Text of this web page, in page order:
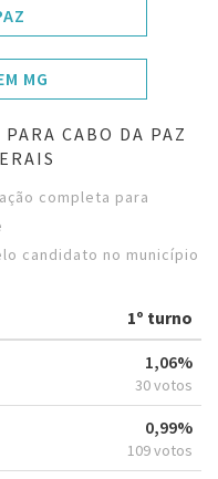
MG
CABO DA PAZ
completa para
candidato no município
1º turno
1,06%
30 votos
0,99%
109 votos